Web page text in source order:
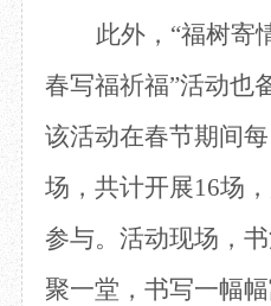
此外， “福树寄
春写福祈福”活动也
该活动在春节期间
场，共计开展16场
参与。活动现场，
聚一堂，书写一幅